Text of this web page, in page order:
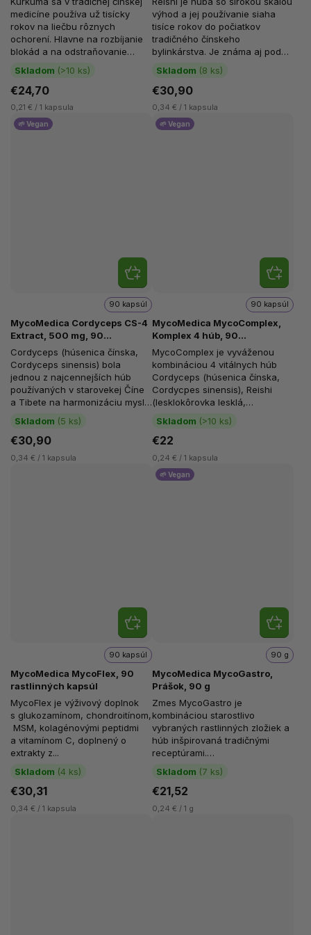
Skladom (>10 ks)
€24,70
0,21 € / 1 kapsula
medicíne používa už tisícky
rokov na liečbu rôznych
ochorení. Hlavne na rozbíjanie
blokád a na odstraňovanie
vlhkého tepla z tela. Kurkumín...
Skladom (8 ks)
€30,90
0,34 € / 1 kapsula
výhod a jej používanie siaha
tisíce rokov do počiatkov
tradičného čínskeho
bylinkárstva. Je známa aj pod
názvami lesklá chrpa alebo
Ganoderma...
🌱 Vegan
MycoMedica Cordyceps CS-4
Extract, 500 mg, 90
rastlinných kapsúl
Skladom (5 ks)
90 kapsúl
€30,90
0,34 € / 1 kapsula
Cordyceps (húsenica čínska,
Cordyceps sinensis) bola
jednou z najcennejších húb
používaných v starovekej Číne
a Tibete na harmonizáciu mysle
a tela. Táto cudzokrajná huba
je...
🌱 Vegan
MycoMedica MycoComplex,
Komplex 4 húb, 90
rastlinných kapsúl
Skladom (>10 ks)
90 kapsúl
€22
0,24 € / 1 kapsula
MycoComplex je vyváženou
kombináciou 4 vitálnych húb
Cordyceps (húsenica čínska,
Cordycpes sinensis), Reishi
(lesklokôrovka lesklá,
Ganoderma lucidum), Agaricus...
MycoMedica MycoFlex, 90
rastlinných kapsúl
Skladom (4 ks)
90 kapsúl
€30,31
0,34 € / 1 kapsula
MycoFlex je výživový doplnok
s glukozamínom, chondroitínom,
MSM, kolagénovými peptidmi
a vitamínom C, doplnený o
extrakty z...
🌱 Vegan
MycoMedica MycoGastro,
Prášok, 90 g
Skladom (7 ks)
90 g
€21,52
0,24 € / 1 g
Zmes MycoGastro je
kombináciou starostlivo
vybraných rastlinných zložiek a
húb inšpirovaná tradičnými
receptúrami.
Obsahuje hericium, sladké...